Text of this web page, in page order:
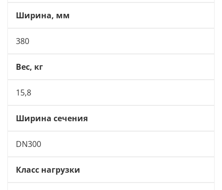
Ширина, мм
380
Вес, кг
15,8
Ширина сечения
DN300
Класс нагрузки